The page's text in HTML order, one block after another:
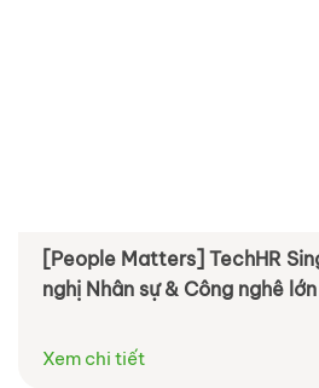
[People Matters] TechHR
nghị Nhân sự & Công nghê
Xem chi tiết